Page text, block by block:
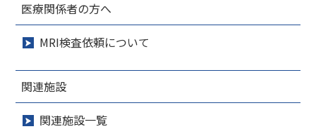
医療関係者の方へ
MRI検査依頼について
関連施設
関連施設一覧